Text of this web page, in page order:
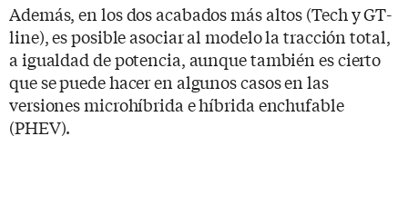
Además, en los dos acabados más altos (Tech y GT-
line), es posible asociar al modelo la tracción total,
a igualdad de potencia, aunque también es cierto
que se puede hacer en algunos casos en las
versiones microhíbrida e híbrida enchufable
(PHEV).